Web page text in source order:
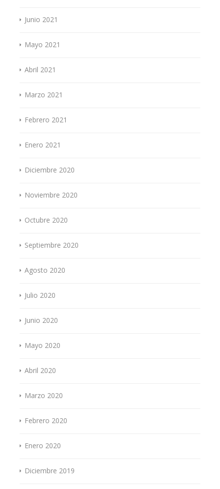
Junio 2021
Mayo 2021
Abril 2021
Marzo 2021
Febrero 2021
Enero 2021
Diciembre 2020
Noviembre 2020
Octubre 2020
Septiembre 2020
Agosto 2020
Julio 2020
Junio 2020
Mayo 2020
Abril 2020
Marzo 2020
Febrero 2020
Enero 2020
Diciembre 2019